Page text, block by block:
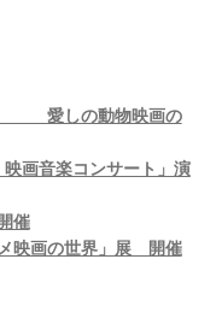
愛しの動物映画の
画音楽コンサート」演
催
映画の世界」展 開催